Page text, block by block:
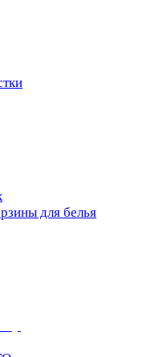
для белья